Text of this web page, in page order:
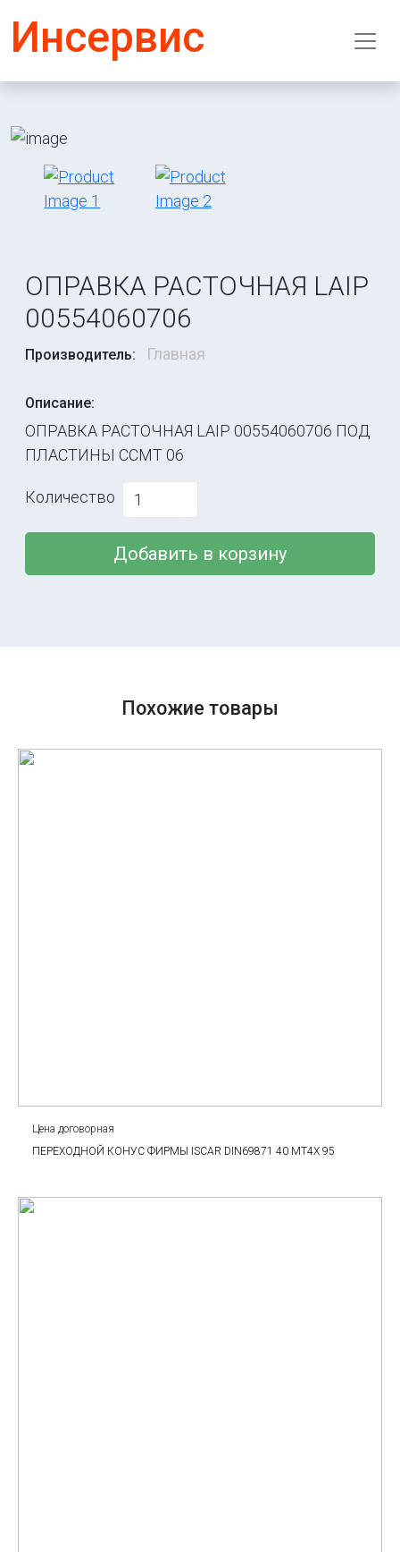
Инсервис
ОПРАВКА РАСТОЧНАЯ LAIP
00554060706
Производитель: Главная
Описание:
ОПРАВКА РАСТОЧНАЯ LAIP 00554060706 ПОД
ПЛАСТИНЫ CCMT 06
Количество
Добавить в корзину
Похожие товары
Цена договорная
ПЕРЕХОДНОЙ КОНУС ФИРМЫ ISCAR DIN69871 40 MT4X 95